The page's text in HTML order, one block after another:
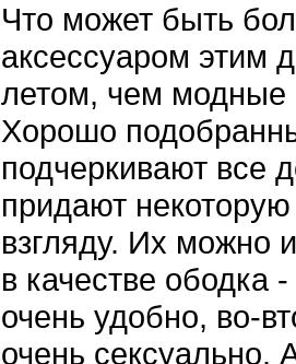
Что может быть
аксессуаром этим
летом, чем модные
Хорошо
подчеркивают все
придают некоторую
взгляду. Их можно
в качестве ободка
очень удобно, во-
очень сексуально.